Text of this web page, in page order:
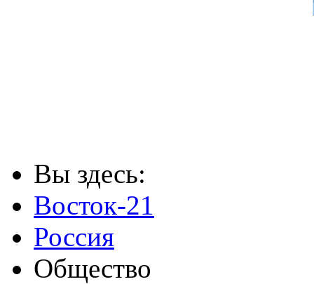
Вы здесь:
Восток-21
Россия
Общество